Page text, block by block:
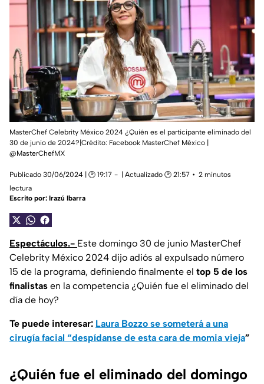
MasterChef Celebrity México 2024 ¿Quién es el participante eliminado del
30 de junio de 2024?|Crédito: Facebook MasterChef México |
@MasterChefMX
Publicado 30/06/2024 | 🕑 19:17 | Actualizado 🕑 21:57
2 minutos
lectura
Escrito por: Irazú Ibarra
Espectáculos.- Este domingo 30 de junio MasterChef
Celebrity México 2024 dijo adiós al expulsado número
15 de la programa, definiendo finalmente el top 5 de los
finalistas en la competencia ¿Quién fue el eliminado del
día de hoy?
Te puede interesar: Laura Bozzo se someterá a una
cirugía facial “despídanse de esta cara de momia vieja”
¿Quién fue el eliminado del domingo